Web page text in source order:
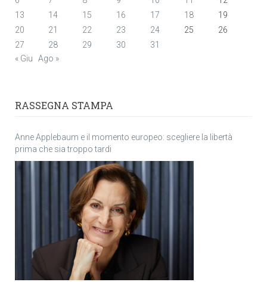
13
14 15 16 17 18
19
20
21 22 23 24 25
26
27
28 29 30
31
« Giu
Ago »
RASSEGNA STAMPA
Anne Applebaum e il momento europeo: scegliere la libertà
prima che sia troppo tardi